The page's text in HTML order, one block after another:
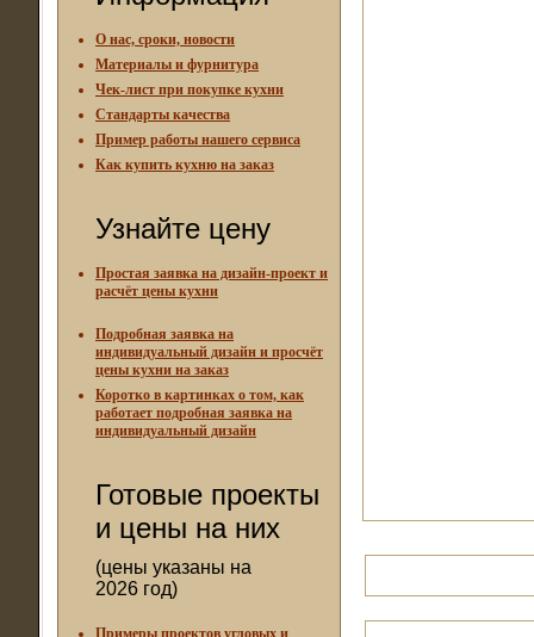
О нас, сроки, новости
Материалы и фурнитура
Чек-лист при покупке кухни
Стандарты качества
Пример работы нашего сервиса
Как купить кухню на заказ
Узнайте цену
Простая заявка на дизайн-проект и
расчёт цены кухни
Подробная заявка на
индивидуальный дизайн и просчёт
цены кухни на заказ
Коротко в картинках о том, как
работает подробная заявка на
индивидуальный дизайн
Готовые проекты
и цены на них
(цены указаны на
2026 год)
Примеры проектов угловых и